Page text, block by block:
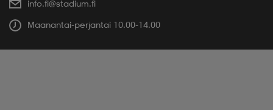
info.fi@stadium.fi
Maanantai-perjantai 10.00-14.00